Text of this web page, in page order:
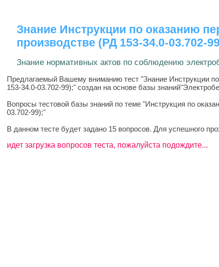
Знание Инструкции по оказанию
производстве (РД 153-34.0-03.702-
Знание нормативных актов по соблюдению
Предлагаемый Вашему вниманию тест "Знание Инструкции
153-34.0-03.702-99);" создан на основе базы
Вопросы тестовой базы знаний по теме "Инструкция по
03.702-99);"
В данном тесте будет задано 15 вопросов. Для успешного
идет загрузка вопросов теста, пожалуйста подождите...